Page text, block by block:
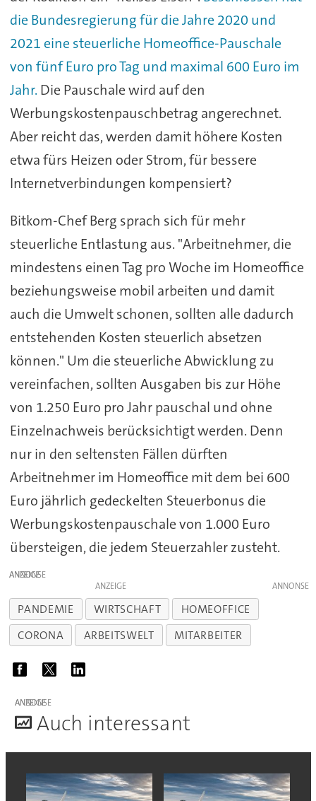
die Bundesregierung für die Jahre 2020 und
2021 eine steuerliche Homeoffice-Pauschale
von fünf Euro pro Tag und maximal 600 Euro im
Jahr. Die Pauschale wird auf den
Werbungskostenpauschbetrag angerechnet.
Aber reicht das, werden damit höhere Kosten
etwa fürs Heizen oder Strom, für bessere
Internetverbindungen kompensiert?
Bitkom-Chef Berg sprach sich für mehr
steuerliche Entlastung aus. "Arbeitnehmer, die
mindestens einen Tag pro Woche im Homeoffice
beziehungsweise mobil arbeiten und damit
auch die Umwelt schonen, sollten alle dadurch
entstehenden Kosten steuerlich absetzen
können." Um die steuerliche Abwicklung zu
vereinfachen, sollten Ausgaben bis zur Höhe
von 1.250 Euro pro Jahr pauschal und ohne
Einzelnachweis berücksichtigt werden. Denn
nur in den seltensten Fällen dürften
Arbeitnehmer im Homeoffice mit dem bei 600
Euro jährlich gedeckelten Steuerbonus die
Werbungskostenpauschale von 1.000 Euro
übersteigen, die jedem Steuerzahler zusteht.
ANZEIGE
ANZEIGE
PANDEMIE WIRTSCHAFT
HOMEOFFICE
CORONA
ARBEITSWELT MITARBEITER
ANZEIGE
Auch interessant